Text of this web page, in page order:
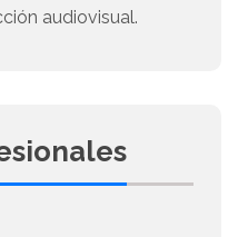
audiovisual.